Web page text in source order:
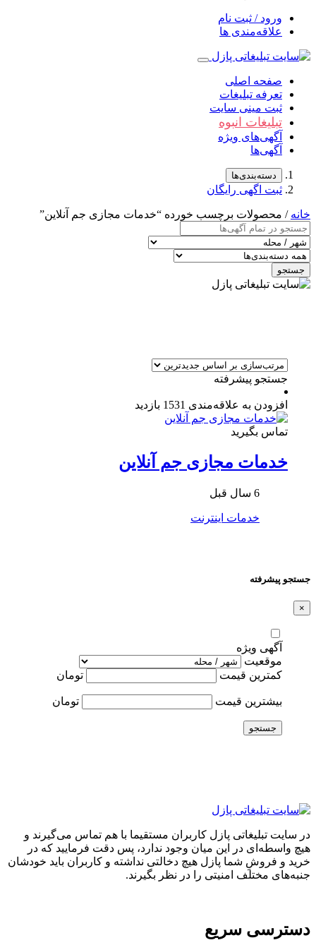
ورود / ثبت نام
علاقه‌مندی ها
صفحه اصلی
تعرفه تبلیغات
ثبت مینی سایت
تبلیغات انبوه
آگهی‌های ویژه
آگهی‌ها
دسته‌بندی‌ها
ثبت اگهی رایگان
خانه / محصولات برچسب خورده “خدمات مجازی جم آنلاین”
جستجو
جستجو پیشرفته
افزودن به علاقه‌مندی 1531 بازدید
تماس بگیرید
خدمات مجازی جم آنلاین
6 سال قبل
خدمات اینترنت
جستجو پیشرفته
×
آگهی ویژه
موقعیت
کمترین قیمت
تومان
بیشترین قیمت تومان
جستجو
در سایت تبلیغاتی پازل کاربران مستقیما با هم تماس می‌گیرند و
هیچ واسطه‌ای در این میان وجود ندارد، پس دقت فرمایید که در
خرید و فروشِ شما پازل هیچ دخالتی نداشته و کاربران باید خودشان
جنبه‌های مختلف امنیتی را در نظر بگیرند.
دسترسی سریع